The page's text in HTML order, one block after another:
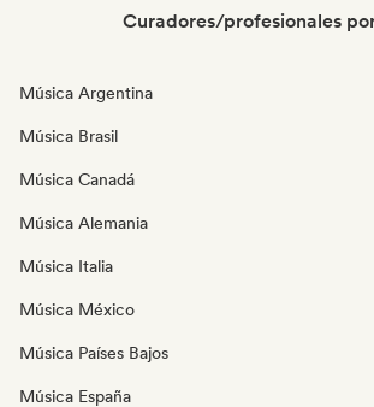
Curadores/profesionales
Música Argentina
Música Brasil
Música Canadá
Música Alemania
Música Italia
Música México
Música Países Bajos
Música España